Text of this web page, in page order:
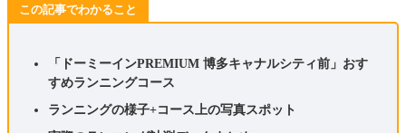
この記事でわかること
「ドーミーインPREMIUM 博多キャナルシティ前」おす
すめランニングコース
ランニングの様子+コース上の写真スポット